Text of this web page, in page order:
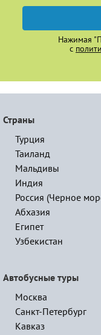
Нажимая
с
Страны
Турция
Таиланд
Мальдивы
Индия
Россия (Черное
Абхазия
Египет
Узбекистан
Автобусные туры
Москва
Санкт-Петербург
Кавказ